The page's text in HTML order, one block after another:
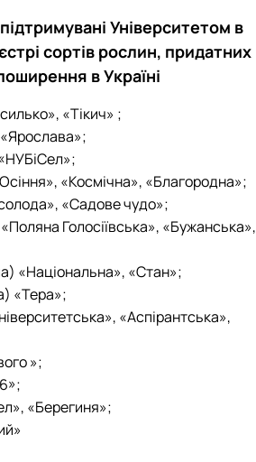
Університетом в
сортів рослин, придатних
в Україні
«Тікич» ;
«Космічна», «Благородна»;
«Садове чудо»;
Голосіївська», «Бужанська»,
«Національна», «Стан»;
«Тера»;
«Аспірантська»,
»;
«Берегиня»;